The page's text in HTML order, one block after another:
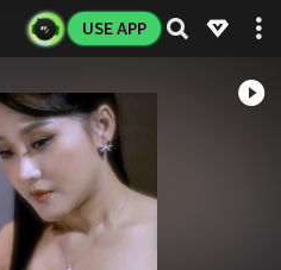
USE APP